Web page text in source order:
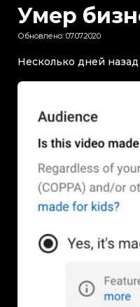
Умер
Обновлено: 07.07.2020
Несколько дней